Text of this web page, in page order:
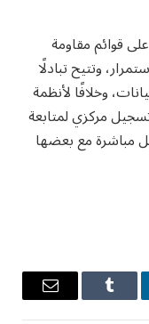
قوائم مقاومة
وتتيح تبادلًا
وخلافًا لأنظمة
تسجيل مركزي لمتابعة
مباشرة مع بعضها
Tumblr
البريد